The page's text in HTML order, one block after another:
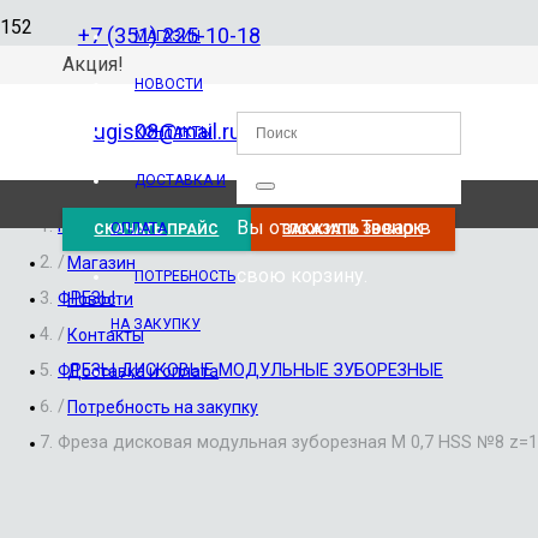
Акция!
+7 (351) 225-10-18
ugis08@mail.ru
СКАЧАТЬ ПРАЙС ЗАКАЗАТЬ ЗВОНОК
МАГАЗИН
НОВОСТИ
КОНТАКТЫ
ДОСТАВКА И
ОПЛАТА
ПОТРЕБНОСТЬ
НА ЗАКУПКУ
Вы отложилиТоварв
свою корзину.
Магазин
Новости
Контакты
Доставка и оплата
Потребность на закупку
Главная
/
ФРЕЗЫ
/
ФРЕЗЫ ДИСКОВЫЕ МОДУЛЬНЫЕ ЗУБОРЕЗНЫЕ
/
Фреза дисковая модульная зуборезная М 0,7 HSS №8